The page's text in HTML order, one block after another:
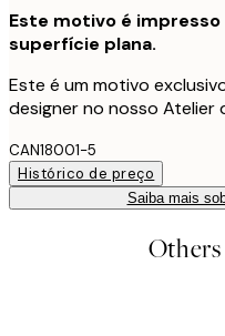
Este motivo é
superfície plana.
Este é um motivo
designer no nosso Atelier
CAN18001-5
Histórico de preço
Saiba mais